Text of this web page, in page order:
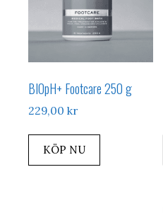
BIOpH+ Footcare 250 g
229,00 kr
KÖP NU